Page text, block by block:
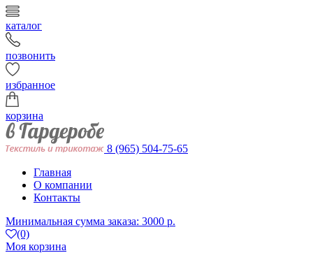
каталог
позвонить
избранное
корзина
8 (965) 504-75-65
Главная
О компании
Контакты
Минимальная сумма заказа: 3000 р.
(0)
Моя корзина